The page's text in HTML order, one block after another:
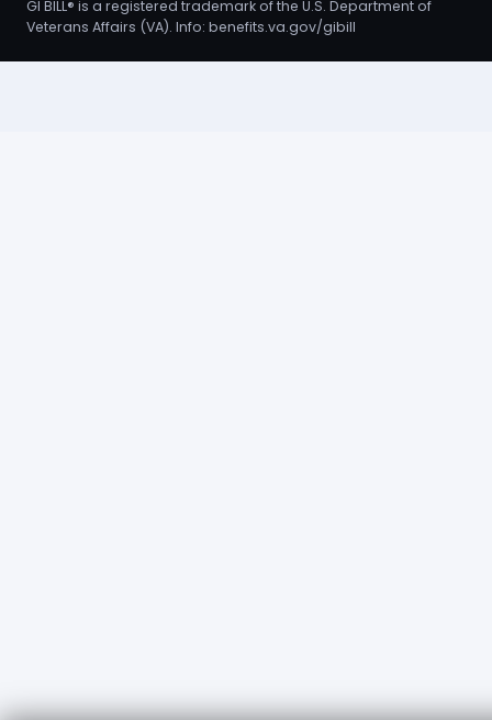
GI BILL® is a registered trademark of the U.S. Department of
Veterans Affairs (VA). Info: benefits.va.gov/gibill